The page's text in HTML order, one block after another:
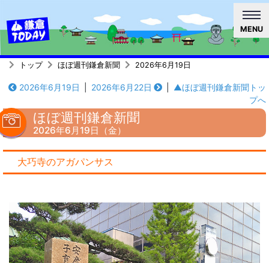
MENU
トップ ほぼ週刊鎌倉新聞 2026年6月19日
2026年6月19日 2026年6月22日
▲ほぼ週刊鎌倉新聞トッ
プへ
ほぼ週刊鎌倉新聞
2026年6月19日（金）
大巧寺のアガパンサス